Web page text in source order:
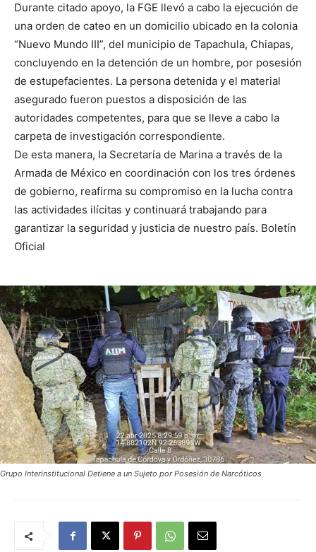
Durante citado apoyo, la FGE llevó a cabo la ejecución de
una orden de cateo en un domicilio ubicado en la colonia
“Nuevo Mundo III”, del municipio de Tapachula, Chiapas,
concluyendo en la detención de un hombre, por posesión
de estupefacientes. La persona detenida y el material
asegurado fueron puestos a disposición de las
autoridades competentes, para que se lleve a cabo la
carpeta de investigación correspondiente.
De esta manera, la Secretaría de Marina a través de la
Armada de México en coordinación con los tres órdenes
de gobierno, reafirma su compromiso en la lucha contra
las actividades ilícitas y continuará trabajando para
garantizar la seguridad y justicia de nuestro país. Boletín
Oficial
Grupo Interinstitucional Detiene a un Sujeto por Posesión de Narcóticos